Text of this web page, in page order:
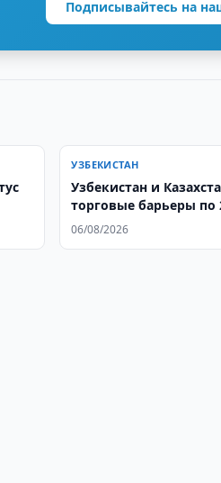
Подписывайтесь на
УЗБЕКИСТАН
Узбекистан и
торговые барьеры по
товаров с 10 августа
06/08/2026